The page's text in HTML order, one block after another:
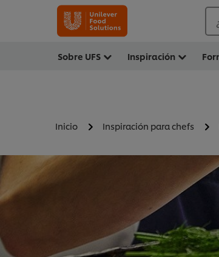
Sobre UFS Inspiración
Inicio Inspiración para chefs